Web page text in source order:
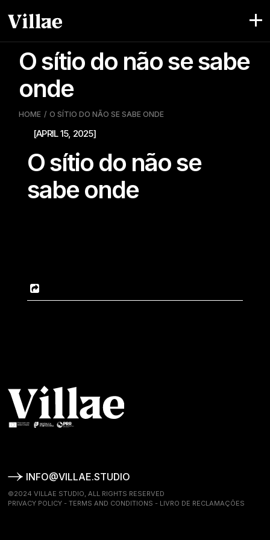
para
O sítio do não se sabe
onde
HOME O SÍTIO DO NÃO SE SABE ONDE
[APRIL 15, 2025]
O sítio do não se
sabe onde
INFO@VILLAE.STUDIO
©2024 VILLAE STUDIO, ALL RIGHTS RESERVED
PRIVACY POLICY -TERMS AND CONDITIONS - LIVRO DE RECLAMAÇÕES